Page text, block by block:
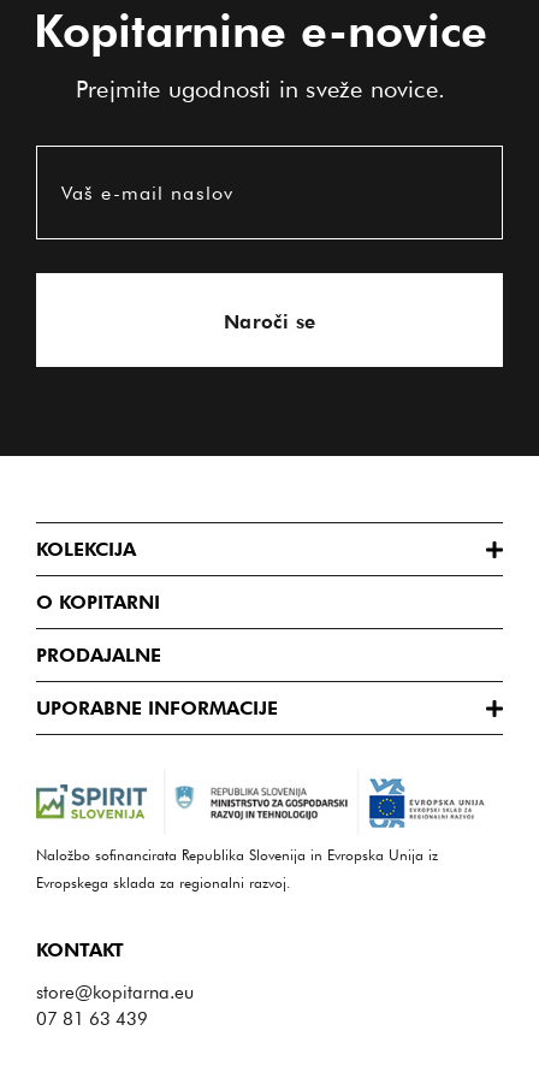
Kopitarnine e-novice
Prejmite ugodnosti in sveže novice.
Vaš e-mail naslov
Naroči se
KOLEKCIJA
O KOPITARNI
PRODAJALNE
UPORABNE INFORMACIJE
Naložbo sofinancirata Republika Slovenija in Evropska Unija iz
Evropskega sklada za regionalni razvoj.
KONTAKT
store@kopitarna.eu
07 81 63 439